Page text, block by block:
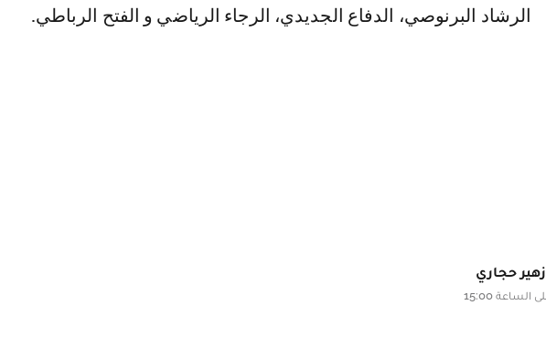
الرشاد البرنوصي، الدفاع الجديدي، الرجاء الرياضي و الفتح الرباطي.
زهير حجاري